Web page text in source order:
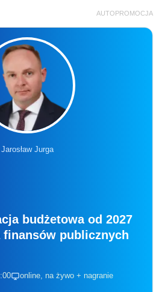
AUTOPROMOCJA
Jarosław Jurga
budżetowa od 2027
finansów publicznych
online, na żywo + nagranie